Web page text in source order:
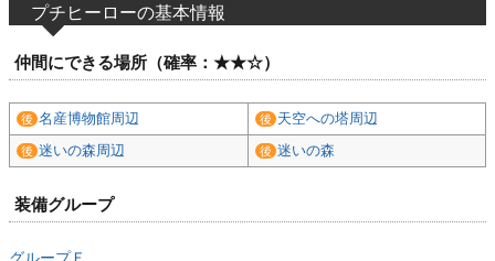
プチヒーローの基本情報
仲間にできる場所（確率：★★☆）
後 名産博物館周辺 後 天空への塔周辺
後 迷いの森周辺 後 迷いの森
装備グループ